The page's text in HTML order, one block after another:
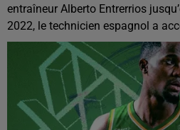
entraîneur Alberto Entrerrios
2022, le technicien espagnol a